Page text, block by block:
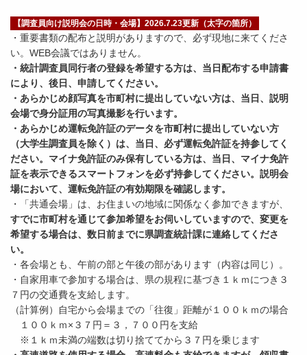
【調査員向け説明会の日時・会場】2026.7.23更新（太字の箇所）
・重要書類の配布と説明がありますので、必ず現地に来てくださ
い。WEB会議ではありません。
・統計調査員同行者の登録を希望する方は、当日配布する申請書
により、後日、申請してください。
・あらかじめ顔写真を市町村に提出していない方は、当日、説明
会場で身分証用の写真撮影を行います。
・あらかじめ運転免許証のデータを市町村に提出していない方
（大学生調査員を除く）は、当日、必ず運転免許証を持参してく
ださい。マイナ免許証のみ保有している方は、当日、マイナ免許
証を表示できるスマートフォンを必ず持参してください。説明会
場において、運転免許証の有効期限を確認します。
・「共通会場」は、お住まいの地域に関係なく参加できますが、
すでに市町村を通じて参加希望をお伺いしていますので、変更を
希望する場合は、数日前までに県調査統計課に連絡してくださ
い。
・各会場とも、午前の部と午後の部があります（内容は同じ）。
・自家用車で参加する場合は、県の規程に基づき１ｋｍにつき３
７円の交通費を支給します。
（計算例）自宅から会場までの「往復」距離が１００ｋｍの場合
１００ｋｍ×３７円＝３，７００円を支給
※１ｋｍ未満の端数は切り捨ててから３７円を乗じます